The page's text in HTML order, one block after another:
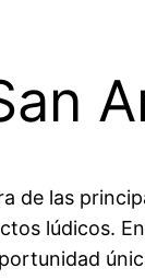
de las
lúdicos.